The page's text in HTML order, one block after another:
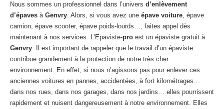
Centreagréé VHU 92 : casse auto avec destruction
Centreagréé VHU 93 : casse auto avec destruction
Centre agréé VHU 94 : casse auto avec destruction
Centreagréé VHU 95 : casse auto avec destruction
DOCUMENTSÀ JOINDRE
Nous sommes un professionnel dans l’univers d’enlèvement
d’épaves à Genvry. Alors, si vous avez une épave voiture, épave
camion, épave scooter, épave poids-lourds…, faites appel dès
maintenant à nos services. L’Epaviste-pro est un épaviste gratuit à
Genvry. Il est important de rappeler que le travail d’un épaviste
contribue grandement à la protection de notre très cher
environnement. En effet, si nous n’agissons pas pour enlever ces
anciennes voitures en pannes, accidentées, à fort kilométrages…
dans nos rues, dans nos garages, dans nos jardins… elles pourrissent
rapidement et nuisent dangereusement à notre environnement. Elles